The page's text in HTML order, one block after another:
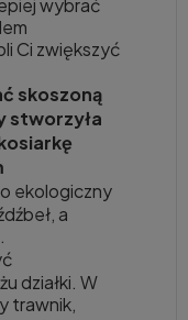
wybrać
Ci zwiększyć
skoszoną
stworzyła
ekologiczny
a
działki. W
trawnik,